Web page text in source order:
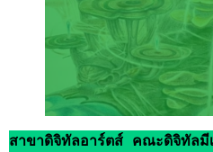
สาขาดิจิทัลอาร์ตส์ คณะดิจิทัล